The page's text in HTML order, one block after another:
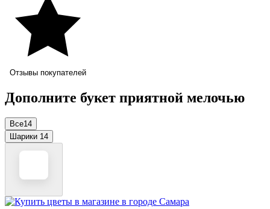
Отзывы покупателей
Дополните букет приятной мелочью
Все14
Шарики 14